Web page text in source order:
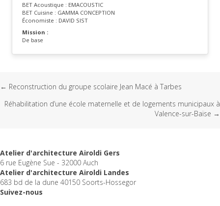
BET Acoustique : EMACOUSTIC
BET Cuisine : GAMMA CONCEPTION
Économiste : DAVID SIST
Mission :
De base
Posts
navigation
← Reconstruction du groupe scolaire Jean Macé à Tarbes
Réhabilitation d’une école maternelle et de logements municipaux à
Valence-sur-Baïse →
Atelier d'architecture Airoldi Gers
6 rue Eugène Sue - 32000 Auch
Atelier d'architecture Airoldi Landes
683 bd de la dune 40150 Soorts-Hossegor
Suivez-nous